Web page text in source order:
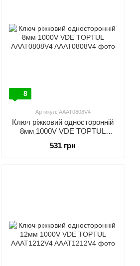
8
Артикул: AAAT0808V4
Ключ ріжковий односторонній
8мм 1000V VDE TOPTUL
531 грн